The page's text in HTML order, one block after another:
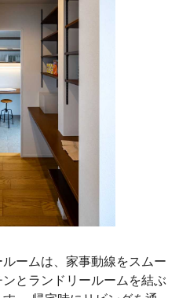
ームは、家事動線をスムー
とランドリールームを結ぶ